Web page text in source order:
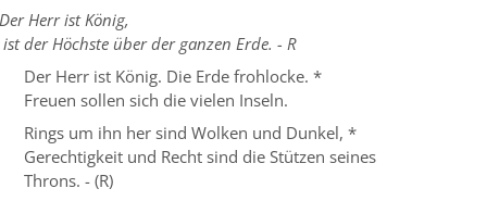
Herr ist König,
der Höchste über der ganzen Erde. - R
Der Herr ist König. Die Erde frohlocke. *
Freuen sollen sich die vielen Inseln.
Rings um ihn her sind Wolken und Dunkel, *
Gerechtigkeit und Recht sind die Stützen seines
Throns. - (R)